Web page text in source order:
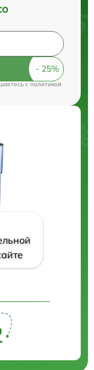
cполитикой